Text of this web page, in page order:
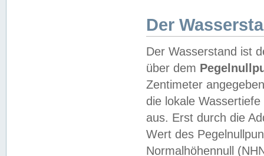
Der
Der Wasserstand ist
über dem
Zentimeter
die lokale
aus. Erst durch die
Wert des
Normalhöhennull